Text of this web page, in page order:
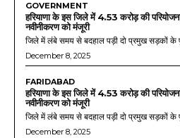
GOVERNMENT
हरियाणा के इस जिले में 4.53 करोड़ की
नवीनीकरण को मंजूरी
जिले में लंबे समय से बदहाल पड़ी दो प्रमुख सड़कों के
December 8, 2025
FARIDABAD
हरियाणा के इस जिले में 4.53 करोड़ की
नवीनीकरण को मंजूरी
जिले में लंबे समय से बदहाल पड़ी दो प्रमुख सड़कों के
December 8, 2025